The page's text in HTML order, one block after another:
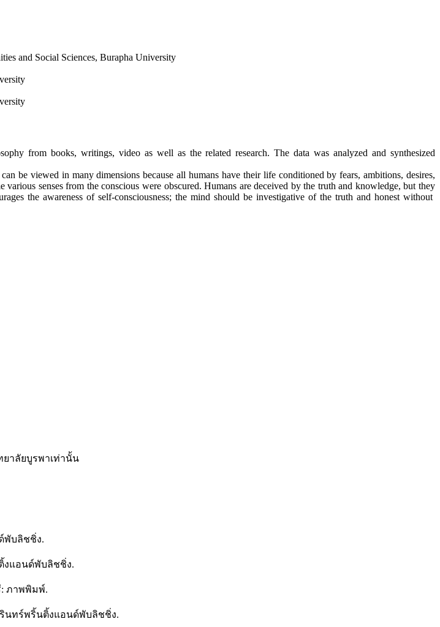
and Social Sciences, Burapha University
from books, writings, video as well as the related research. The data was analyzed and synthesized
be viewed in many dimensions because all humans have their life conditioned by fears, ambitions, desires,
senses from the conscious were obscured. Humans are deceived by the truth and knowledge, but they
the awareness of self-consciousness; the mind should be investigative of the truth and honest without
าลัยบูรพาเท่านั้น
พับลิชชิ่ง.
งแอนด์พับลิชชิ่ง.
ภาพพิมพ์.
นทร์พริ้นติ้งแอนด์พับลิชชิ่ง.